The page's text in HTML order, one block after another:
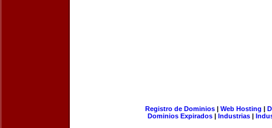
Registro de Dominios| Web Hosting |
Dominios Expirados | Industrias |